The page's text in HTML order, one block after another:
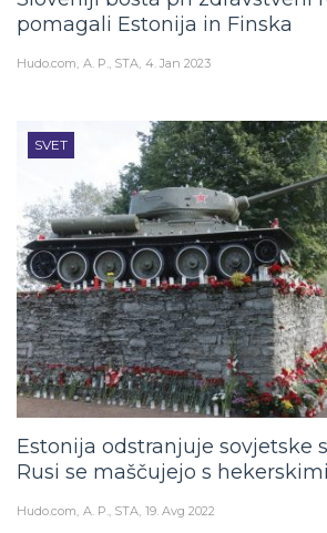
pomagali Estonija in Finska
Hudo.com A. P., STA 4. Jan 2023
SVET
Estonija odstranjuje sovjetske
Rusi se maščujejo s
Hudo.com A. P., STA 19. Avg 2022